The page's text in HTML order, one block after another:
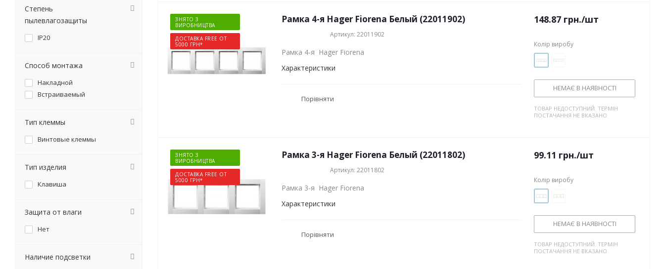
ЗНЯТО З
ВИРОБНИЦТВА
ДОСТАВКА FREE ОТ
5000 ГРН*
Рамка 4-я Hager Fiorena Белый (22011902)
Артикул: 22011902
Рамка 4-я Hager Fiorena
Характеристики
Порівняти
148.87 грн./шт
Колір виробу
НЕМАЄ В НАЯВНОСТІ
ТОВАР НЕДОСТУПНИЙ. ТЕРМІН
ПОСТАЧАННЯ НЕ ВКАЗАНО
ЗНЯТО З
ВИРОБНИЦТВА
ДОСТАВКА FREE ОТ
5000 ГРН*
Рамка 3-я Hager Fiorena Белый (22011802)
Артикул: 22011802
Рамка 3-я Hager Fiorena
Характеристики
Порівняти
99.11 грн./шт
Колір виробу
НЕМАЄ В НАЯВНОСТІ
ТОВАР НЕДОСТУПНИЙ. ТЕРМІН
ПОСТАЧАННЯ НЕ ВКАЗАНО
Степень
пылевлагозащиты
IP20
Способ монтажа
Накладной
Встраиваемый
Тип клеммы
Винтовые клеммы
Тип изделия
Клавиша
Защита от влаги
Нет
Наличие подсветки